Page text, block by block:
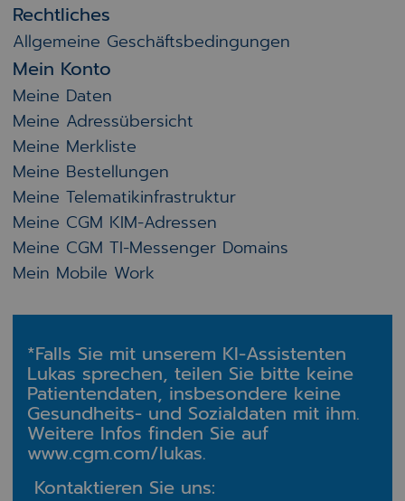
Rechtliches
Allgemeine Geschäftsbedingungen
Mein Konto
Meine Daten
Meine Adressübersicht
Meine Merkliste
Meine Bestellungen
Meine Telematikinfrastruktur
Meine CGM KIM-Adressen
Meine CGM TI-Messenger Domains
Mein Mobile Work
*Falls Sie mit unserem KI-Assistenten
Lukas sprechen, teilen Sie bitte keine
Patientendaten, insbesondere keine
Gesundheits- und Sozialdaten mit ihm.
Weitere Infos finden Sie auf
www.cgm.com/lukas.
Kontaktieren Sie uns: